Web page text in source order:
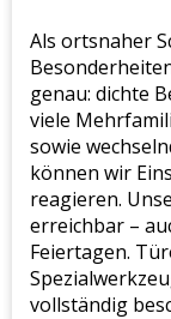
Als ortsnaher
genau: dichte
viele
sowie
können wir
reagieren.
erreichbar –
Feiertagen.
vollständig